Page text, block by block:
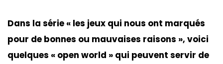
Dans la série « les jeux qui nous ont marqués
pour de bonnes ou mauvaises raisons », voici
quelques « open world » qui peuvent servir de